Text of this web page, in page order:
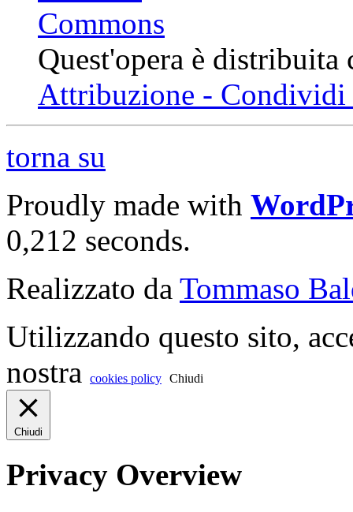
Quest'opera è
Attribuzione - Condividi
torna su
Proudly made with
0,212 seconds.
Realizzato da Tommaso
Utilizzando questo sito,
nostra
cookies policy Chiudi
Chiudi
Privacy Overview